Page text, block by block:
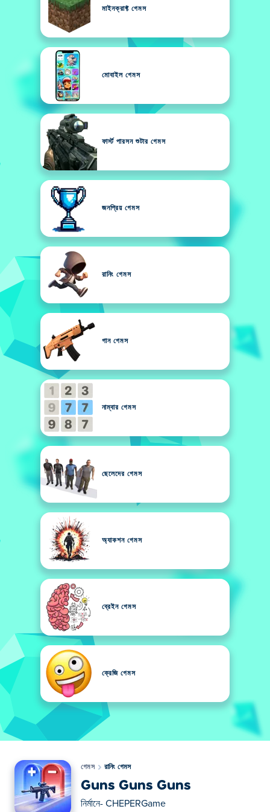
মাইনক্রাফ্ট গেমস
মোবাইল গেমস
ফার্স্ট পারসন শুটার গেমস
জনপ্রিয় গেমস
রানিং গেমস
গান গেমস
নাম্বার গেমস
ছেলেদের গেমস
অ্যাকশন গেমস
ব্রেইন গেমস
ক্রেজি গেমস
গেমস রানিং গেমস
Guns Guns Guns
নির্মানে- CHEPERGame